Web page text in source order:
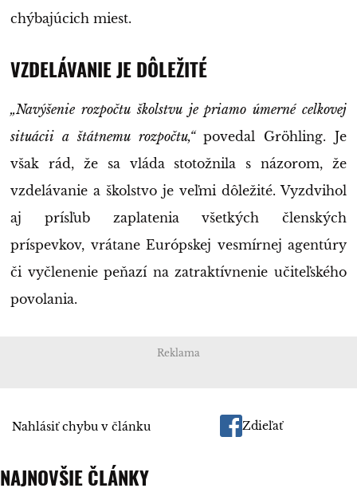
chýbajúcich miest.
VZDELÁVANIE JE DÔLEŽITÉ
„Navýšenie rozpočtu školstvu je priamo úmerné celkovej
situácii a štátnemu rozpočtu,“povedal Gröhling. Je
však rád, že sa vláda stotožnila s názorom, že
vzdelávanie a školstvo je veľmi dôležité. Vyzdvihol
aj prísľub zaplatenia všetkých členských
príspevkov, vrátane Európskej vesmírnej agentúry
či vyčlenenie peňazí na zatraktívnenie učiteľského
povolania.
Reklama
Nahlásiť chybu v článku Zdieľať
NAJNOVŠIE ČLÁNKY